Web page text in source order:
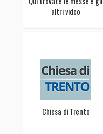
altri video
Chiesa di Trento